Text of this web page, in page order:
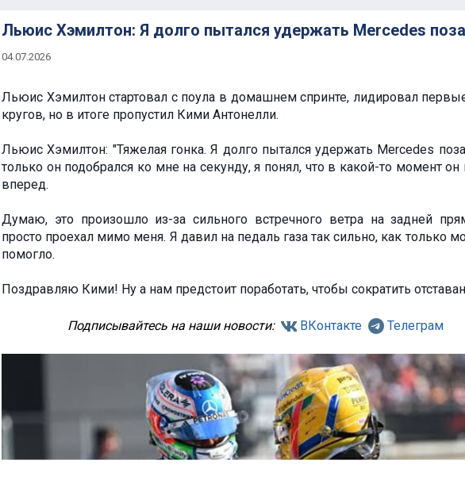
Льюис Хэмилтон: Я долго пытался удержать Mercedes
04.07.2026
Льюис Хэмилтон стартовал с поула в домашнем спринте, лидировал
кругов, но в итоге пропустил Кими Антонелли.
Льюис Хэмилтон: "Тяжелая гонка. Я долго пытался удержать Mercedes
только он подобрался ко мне на секунду, я понял, что в какой-то момент
вперед.
Думаю, это произошло из-за сильного встречного ветра на задней
просто проехал мимо меня. Я давил на педаль газа так сильно, как только
помогло.
Поздравляю Кими! Ну а нам предстоит поработать, чтобы сократить
Подписывайтесь на наши новости: ВКонтакте Телеграм